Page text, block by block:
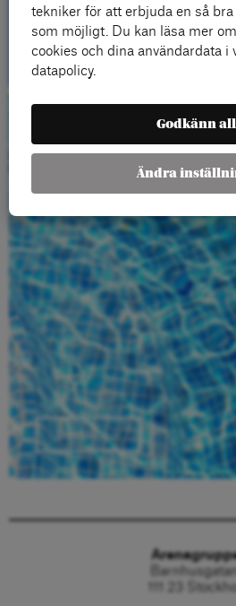
Kontakt
Beställ
material
Beställ här
Barnhusgatan
111 23
tekniker för att erbjuda en så
som möjligt. Du kan läsa mer
cookies och dina användardata i
datapolicy.
Godkänn
Ändra